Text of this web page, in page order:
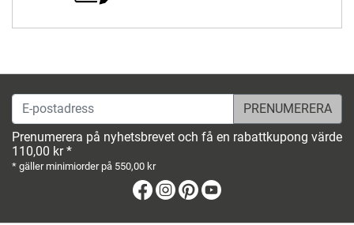
E-postadress
Prenumerera på nyhetsbrevet och få en rabattkupong värde
110,00 kr *
* gäller minimiorder på 550,00 kr
Facebook
Instagram
Pinterest